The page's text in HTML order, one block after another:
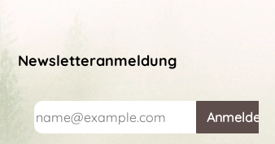
Newsletteranmeldung
Anmelden